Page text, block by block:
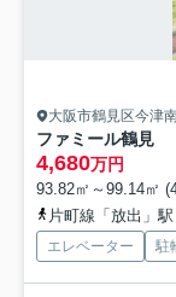
大阪市鶴見区今津
ファミール鶴見
4,680万円
93.82㎡～99.14㎡
片町線「放出」
エレベーター 駐